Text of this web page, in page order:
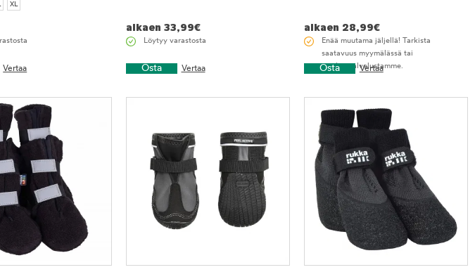
XL
Vertaa
alkaen 33,99€
Löytyy varastosta
Osta Vertaa
alkaen 28,99€
Enää muutama jäljellä! Tarkista
saatavuus myymälässä tai
asiakaspalvelustamme.
Osta Vertaa